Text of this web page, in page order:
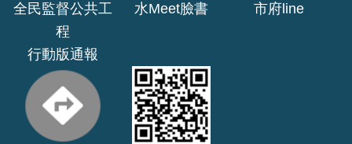
站
全民監督公共工
程
行動版通報
水Meet臉書 市府line